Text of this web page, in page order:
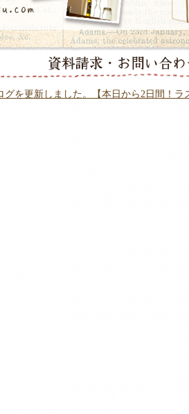
グを更新しました。【本日から2日間！ラ